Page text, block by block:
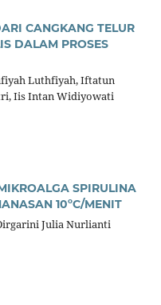
CANGKANG TELUR
DALAM PROSES
Luthfiyah, Iftatun
Iis Intan Widiyowati
SPIRULINA
10ºC/MENIT
Julia Nurlianti